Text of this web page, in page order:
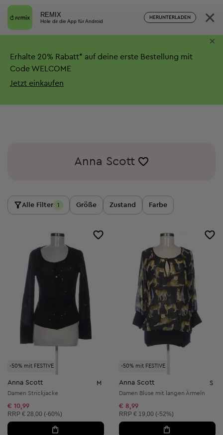
REMIX
Hole dir die App für Android
HERUNTERLADEN ×
Erhalte 20% Rabatt* auf deine erste Bestellung mit
Code WELCOME
Jetzt einkaufen
×
Anna Scott
Alle Filter 1 Größe Zustand Farbe
-50% mit FESTIVE
Anna Scott M
Damen Strickjacke
€ 10,99
Unverbindliche Preisempfehlung:
RRP € 28,00 (-60%)
-50% mit FESTIVE
Anna Scott S
Damen Bluse mit langen Ärmeln
€ 8,99
Unverbindliche Preisempfehlung:
RRP € 19,00 (-52%)